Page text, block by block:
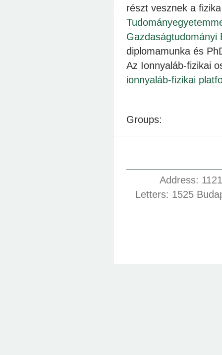
részt vesznek a
Gazdaságtudományi
diplomamunka és
Az Ionnyaláb-fizikai
ionnyaláb-fizikai
Groups:
Address:
Letters: 1525